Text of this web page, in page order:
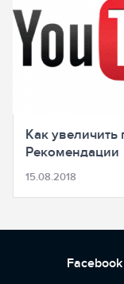
Как увеличить
Рекомендации
15.08.2018
Facebook